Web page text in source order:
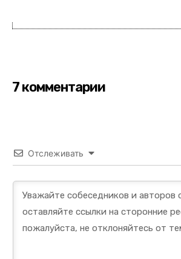
7 комментарии
Отслеживать